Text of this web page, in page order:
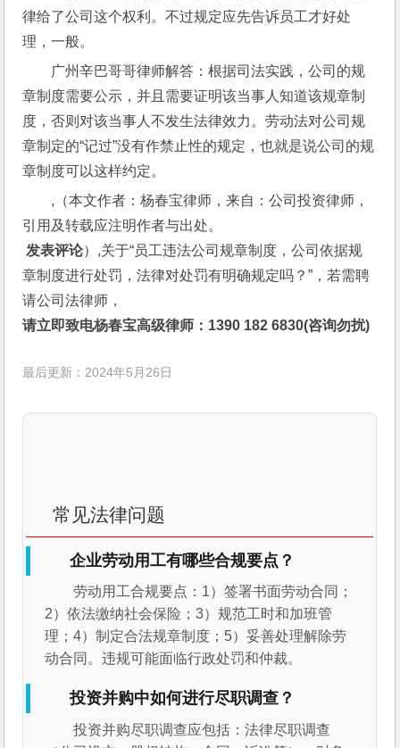
律给了公司这个权利。不过规定应先告诉员工才好处
理，一般。
广州辛巴哥哥律师解答：根据司法实践，公司的规
章制度需要公示，并且需要证明该当事人知道该规章制
度，否则对该当事人不发生法律效力。劳动法对公司规
章制定的“记过”没有作禁止性的规定，也就是说公司的规
章制度可以这样约定。
,（本文作者：杨春宝律师，来自：公司投资律师，
引用及转载应注明作者与出处。
发表评论）,关于“员工违法公司规章制度，公司依据规
章制度进行处罚，法律对处罚有明确规定吗？”，若需聘
请公司法律师，
请立即致电杨春宝高级律师：1390 182 6830(咨询勿扰)
最后更新：2024年5月26日
常见法律问题
企业劳动用工有哪些合规要点？
劳动用工合规要点：1）签署书面劳动合同；
2）依法缴纳社会保险；3）规范工时和加班管
理；4）制定合法规章制度；5）妥善处理解除劳
动合同。违规可能面临行政处罚和仲裁。
投资并购中如何进行尽职调查？
投资并购尽职调查应包括：法律尽职调查